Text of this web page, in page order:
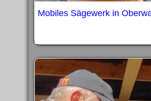
Mobiles Sägewerk in